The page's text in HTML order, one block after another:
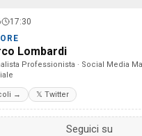
17:30
Lombardi
Professionista · Social Media
→ 𝕏 Twitter
Seguici su